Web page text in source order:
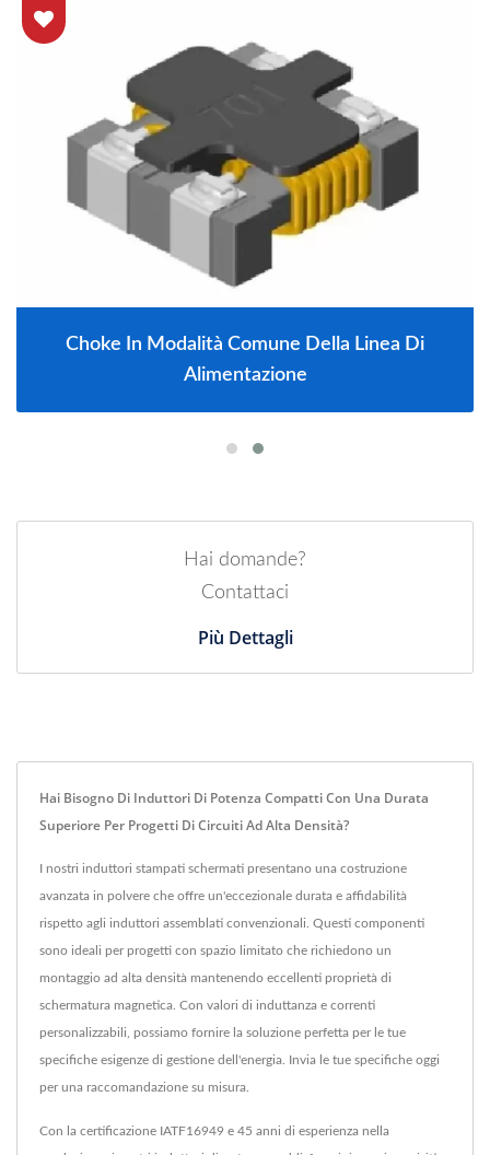
Choke In Modalità Comune Della Linea Di
Alimentazione
Hai domande?
Contattaci
Più Dettagli
Hai Bisogno Di Induttori Di Potenza Compatti Con Una Durata
Superiore Per Progetti Di Circuiti Ad Alta Densità?
I nostri induttori stampati schermati presentano una costruzione
avanzata in polvere che offre un'eccezionale durata e affidabilità
rispetto agli induttori assemblati convenzionali. Questi componenti
sono ideali per progetti con spazio limitato che richiedono un
montaggio ad alta densità mantenendo eccellenti proprietà di
schermatura magnetica. Con valori di induttanza e correnti
personalizzabili, possiamo fornire la soluzione perfetta per le tue
specifiche esigenze di gestione dell'energia. Invia le tue specifiche oggi
per una raccomandazione su misura.
Con la certificazione IATF16949 e 45 anni di esperienza nella